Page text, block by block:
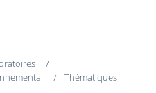
Thématiques